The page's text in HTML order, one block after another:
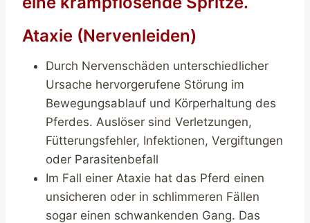
Ataxie (Nervenleiden)
Durch Nervenschäden unterschiedlicher
Ursache hervorgerufene Störung im
Bewegungsablauf und Körperhaltung des
Pferdes. Auslöser sind Verletzungen,
Fütterungsfehler, Infektionen, Vergiftungen
oder Parasitenbefall
Im Fall einer Ataxie hat das Pferd einen
unsicheren oder in schlimmeren Fällen
sogar einen schwankenden Gang. Das